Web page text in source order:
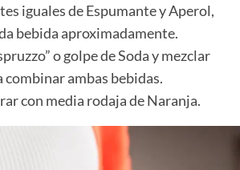
iguales de Espumante y Aperol,
bebida aproximadamente.
o golpe de Soda y mezclar
combinar ambas bebidas.
con media rodaja de Naranja.